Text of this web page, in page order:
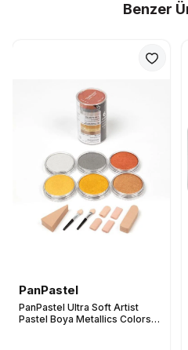
Benzer
PanPastel
PanPastel Ultra Soft Artist
Pastel Boya Metallics Colors